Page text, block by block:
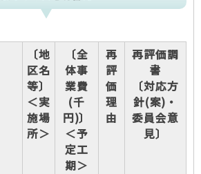
〔地
区名
等〕
＜実
施場
所＞
〔全
体事
業費
(千
円)〕
＜予
定工
期＞
再
評
価
理
由
再評価調
書
〔対応方
針(案)・
委員会意
見〕